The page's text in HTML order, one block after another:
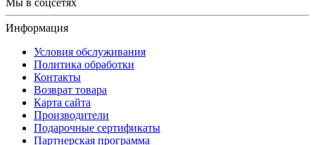
Мы в соцсетях
Информация
Условия обслуживания
Политика обработки
Контакты
Возврат товара
Карта сайта
Производители
Подарочные сертификаты
Партнерская программа